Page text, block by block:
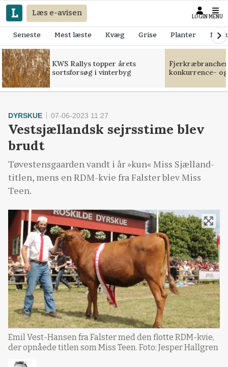
Læs e-avisen LOGIN MENU
Seneste Mest læste Kvæg Grise Planter
KWS Rallys topper årets
sortsforsøg i vinterbyg
konkurrence-
DYRSKUE 07-06-2023 11:27
Vestsjællandsk sejrsstime blev
brudt
Tøvestensgaarden vandt i år »kun« Miss Sjælland-
titlen, mens en RDM-kvie fra Falster blev Miss
Teen.
Emil Vest-Hansen fra Falster med den flotte RDM-kvie,
der opnåede titlen som Miss Teen. Foto: Jesper Hallgren